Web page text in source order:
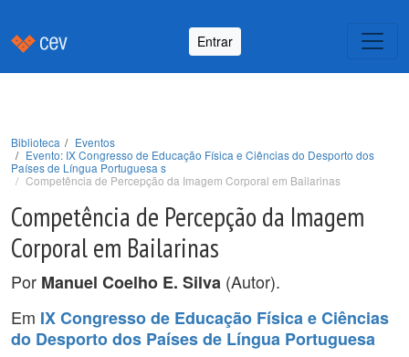
Entrar
Biblioteca
Eventos
Evento: IX Congresso de Educação Física e Ciências do Desporto dos
Países de Língua Portuguesa s
Competência de Percepção da Imagem Corporal em Bailarinas
Competência de Percepção da Imagem
Corporal em Bailarinas
Por Manuel Coelho E. Silva (Autor).
Em IX Congresso de Educação Física e Ciências
do Desporto dos Países de Língua Portuguesa